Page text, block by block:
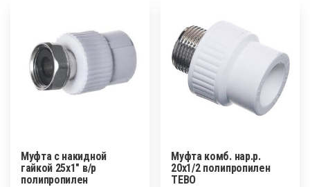
Муфта с накидной
гайкой 25х1″ в/р
полипропилен
Муфта комб. нар.р.
20х1/2 полипропилен
TEBO